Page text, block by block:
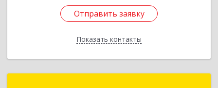
Отправить заявку
Показать контакты
Отправить заявку
Назад